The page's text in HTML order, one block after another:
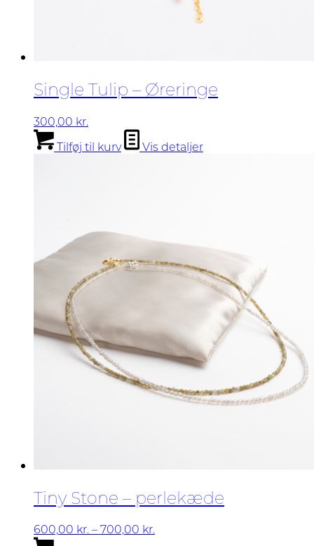
Single Tulip – Øreringe
300,00 kr.
Tilføj til kurv
Vis detaljer
Tiny Stone – perlekæde
600,00 kr.–700,00 kr.